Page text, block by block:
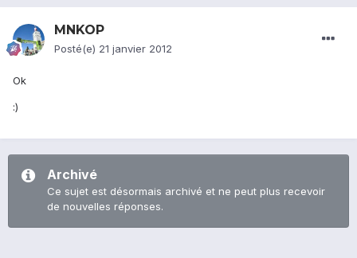
MNKOP
Posté(e) 21 janvier 2012
Ok
:)
Archivé
Ce sujet est désormais archivé et ne peut plus recevoir
de nouvelles réponses.